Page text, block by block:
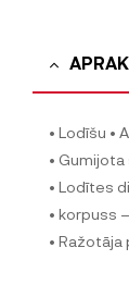
• Lodīšu •
•
• Lodītes
• korpuss
•